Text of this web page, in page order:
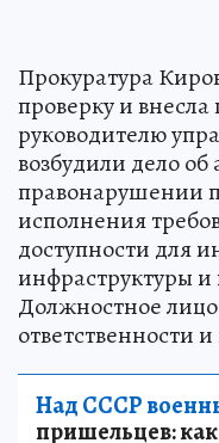
Прокуратура
проверку и
руководителю
возбудили дело
правонарушении
исполнения
доступности для
инфраструктуры и
Должностное
ответственности
Над СССР
пришельцев: как